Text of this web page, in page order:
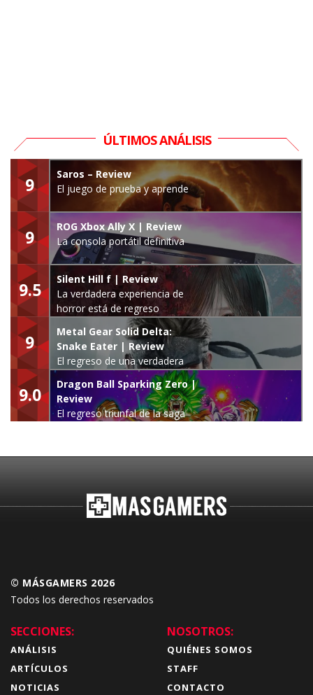
ÚLTIMOS ANÁLISIS
9
Saros – Review
El juego de prueba y aprende
9
ROG Xbox Ally X | Review
La consola portátil definitiva
9.5
Silent Hill f | Review
La verdadera experiencia de
horror está de regreso
9
Metal Gear Solid Delta:
Snake Eater | Review
El regreso de una verdadera
leyenda
9.0
Dragon Ball Sparking Zero |
Review
El regreso triunfal de la saga
© MÁSGAMERS 2026
Todos los derechos reservados
SECCIONES:
ANÁLISIS
ARTÍCULOS
NOTICIAS
NOSOTROS:
QUIÉNES SOMOS
STAFF
CONTACTO